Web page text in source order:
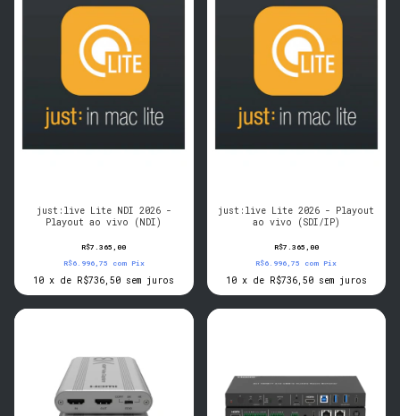
just:live Lite NDI 2026 -
Playout ao vivo (NDI)
R$7.365,00
R$6.996,75
com Pix
10 x de R$736,50 sem juros
just:live Lite 2026 - Playout
ao vivo (SDI/IP)
R$7.365,00
R$6.996,75 com Pix
10 x de R$736,50 sem juros